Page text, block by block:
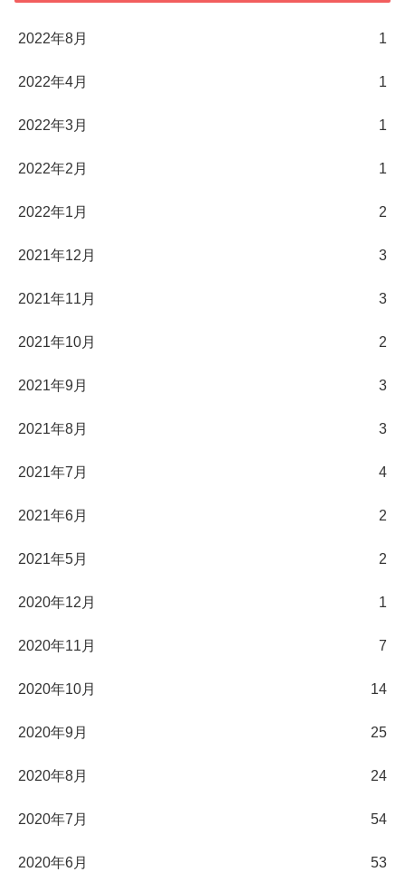
2022年8月 1
2022年4月 1
2022年3月 1
2022年2月 1
2022年1月 2
2021年12月 3
2021年11月 3
2021年10月 2
2021年9月 3
2021年8月 3
2021年7月 4
2021年6月 2
2021年5月 2
2020年12月 1
2020年11月 7
2020年10月 14
2020年9月 25
2020年8月 24
2020年7月 54
2020年6月 53